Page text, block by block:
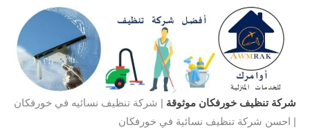
شركة تنظيف خورفكان موثوقة | شركة تنظيف نسائيه في خورفكان
| احسن شركة تنظيف نسائية في خورفكان